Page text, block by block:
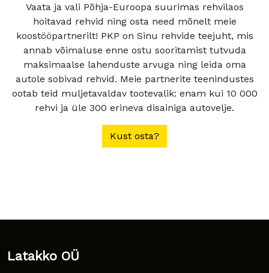
Vaata ja vali Põhja-Euroopa suurimas rehvilaos
hoitavad rehvid ning osta need mõnelt meie
koostööpartnerilt! PKP on Sinu rehvide teejuht, mis
annab võimaluse enne ostu sooritamist tutvuda
maksimaalse lahenduste arvuga ning leida oma
autole sobivad rehvid. Meie partnerite teenindustes
ootab teid muljetavaldav tootevalik: enam kui 10 000
rehvi ja üle 300 erineva disainiga autovelje.
Kust osta?
Latakko OÜ